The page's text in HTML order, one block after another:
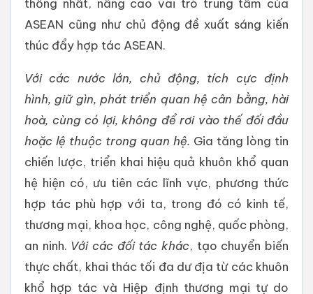
thống nhất, nâng cao vai trò trung tâm của
ASEAN cũng như chủ động đề xuất sáng kiến
thúc đẩy hợp tác ASEAN.
Với các nước lớn, chủ động, tích cực định
hình, giữ gìn, phát triển quan hệ cân bằng, hài
hoà, cùng có lợi, không để rơi vào thế đối đầu
hoặc lệ thuộc trong quan hệ. Gia tăng lòng tin
chiến lược, triển khai hiệu quả khuôn khổ quan
hệ hiện có, ưu tiên các lĩnh vực, phương thức
hợp tác phù hợp với ta, trong đó có kinh tế,
thương mại, khoa học, công nghệ, quốc phòng,
an ninh. Với các đối tác khác, tạo chuyển biến
thực chất, khai thác tối đa dư địa từ các khuôn
khổ hợp tác và Hiệp định thương mại tự do